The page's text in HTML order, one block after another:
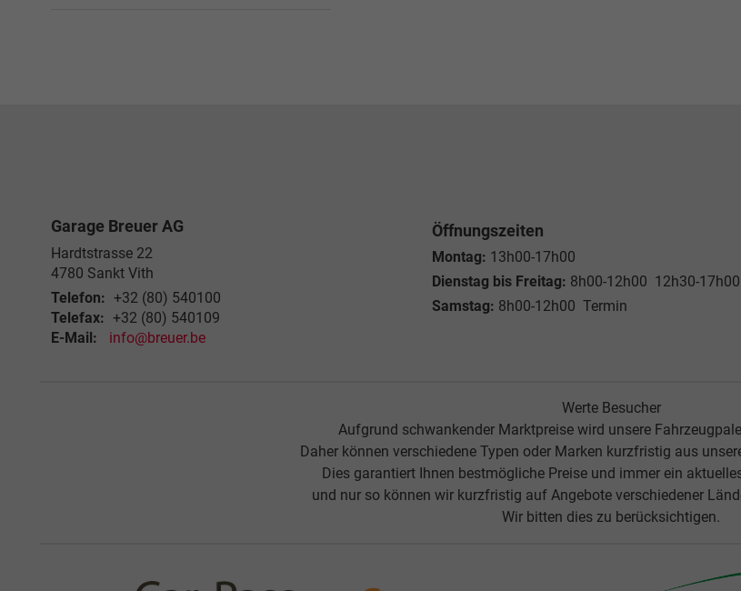
Garage Breuer AG
Hardtstrasse 22
4780 Sankt Vith
Telefon: +32 (80) 540100
Telefax: +32 (80) 540109
E-Mail:
info@breuer.be
Öffnungszeiten
Montag: 13h00-17h00
Dienstag bis Freitag: 8h00-12h00 12h30-17h00
Samstag: 8h00-12h00 Termin
Werte Besucher
Aufgrund schwankender Marktpreise wird unsere
Daher können verschiedene Typen oder Marken kurzfristig aus
Dies garantiert Ihnen bestmögliche Preise und immer ein
und nur so können wir kurzfristig auf Angebote verschiedener
Wir bitten dies zu berücksichtigen.